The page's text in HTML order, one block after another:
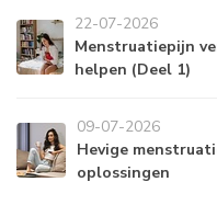
22-07-2026
Menstruatiepijn
helpen (Deel 1)
09-07-2026
Hevige
oplossingen